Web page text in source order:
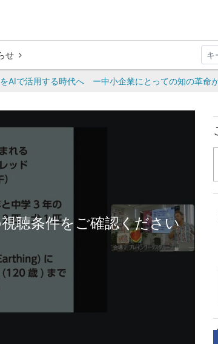
せ
AIで活用する時代へ ー中小企業にとっての知の革命
聴条件をご確認ください